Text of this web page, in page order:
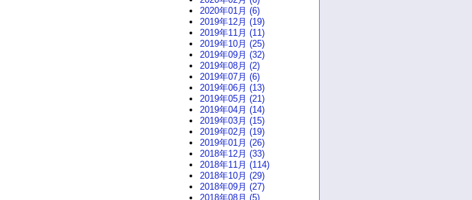
2020年01月 (6)
2019年12月 (19)
2019年11月 (11)
2019年10月 (25)
2019年09月 (32)
2019年08月 (2)
2019年07月 (6)
2019年06月 (13)
2019年05月 (21)
2019年04月 (14)
2019年03月 (15)
2019年02月 (19)
2019年01月 (26)
2018年12月 (33)
2018年11月 (114)
2018年10月 (29)
2018年09月 (27)
2018年08月 (5)